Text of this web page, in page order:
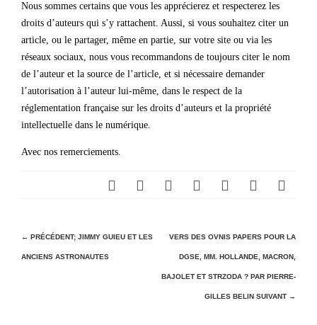
Nous sommes certains que vous les apprécierez et respecterez les
droits d’auteurs qui s’y rattachent. Aussi, si vous souhaitez citer un
article, ou le partager, même en partie, sur votre site ou via les
réseaux sociaux, nous vous recommandons de toujours citer le nom
de l’auteur et la source de l’article, et si nécessaire demander
l’autorisation à l’auteur lui-même, dans le respect de la
réglementation française sur les droits d’auteurs et la propriété
intellectuelle dans le numérique.
Avec nos remerciements.
N
a
← PRÉCÉDENT; JIMMY GUIEU ET LES
ANCIENS ASTRONAUTES
VERS DES OVNIS PAPERS POUR LA
DGSE, MM. HOLLANDE, MACRON,
BAJOLET ET STRZODA ? PAR PIERRE-
GILLES BELIN SUIVANT →